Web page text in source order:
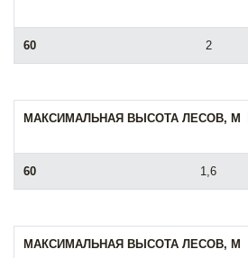
2
1,6